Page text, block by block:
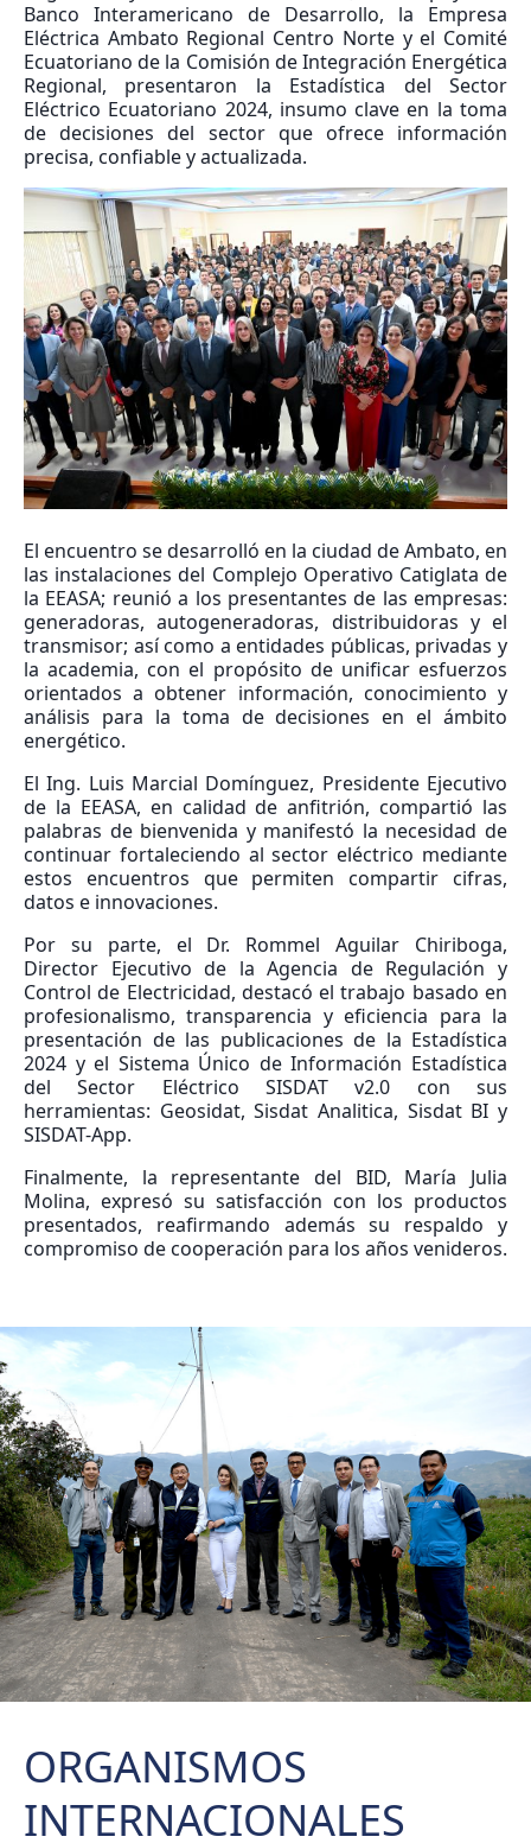
Banco Interamericano de Desarrollo, la Empresa
Eléctrica Ambato Regional Centro Norte y el Comité
Ecuatoriano de la Comisión de Integración Energética
Regional, presentaron la Estadística del Sector
Eléctrico Ecuatoriano 2024, insumo clave en la toma
de decisiones del sector que ofrece información
precisa, confiable y actualizada.
El encuentro se desarrolló en la ciudad de Ambato, en
las instalaciones del Complejo Operativo Catiglata de
la EEASA; reunió a los presentantes de las empresas:
generadoras, autogeneradoras, distribuidoras y el
transmisor; así como a entidades públicas, privadas y
la academia, con el propósito de unificar esfuerzos
orientados a obtener información, conocimiento y
análisis para la toma de decisiones en el ámbito
energético.
El Ing. Luis Marcial Domínguez, Presidente Ejecutivo
de la EEASA, en calidad de anfitrión, compartió las
palabras de bienvenida y manifestó la necesidad de
continuar fortaleciendo al sector eléctrico mediante
estos encuentros que permiten compartir cifras,
datos e innovaciones.
Por su parte, el Dr. Rommel Aguilar Chiriboga,
Director Ejecutivo de la Agencia de Regulación y
Control de Electricidad, destacó el trabajo basado en
profesionalismo, transparencia y eficiencia para la
presentación de las publicaciones de la Estadística
2024 y el Sistema Único de Información Estadística
del Sector Eléctrico SISDAT v2.0 con sus
herramientas: Geosidat, Sisdat Analitica, Sisdat BI y
SISDAT-App.
Finalmente, la representante del BID, María Julia
Molina, expresó su satisfacción con los productos
presentados, reafirmando además su respaldo y
compromiso de cooperación para los años venideros.
ORGANISMOS
INTERNACIONALES